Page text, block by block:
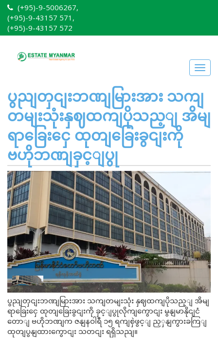
(+95)-9-5006267,
(+95)-9-43157 571,
(+95)-9-43157 572
ပွညျတှငျးဘဏျမြားအား သကျ
တမျးသုံးနှဈထကျပိုသည့ျ အိမျ
ရာခြေးငှေ ထုတျခြေးခွငျးကို
ဗဟိုဘဏျခှင့ျပွု
ပွညျတှငျးဘဏျမြားအား သကျတမျးသုံး နှဈထကျပိုသည့ျ အိမျ
ရာခြေးငှေ ထုတျခြေးခွငျးကို ခှင့ျပွုလိုကျကွောငျး မွနျမာနိုငျငံ
တောျ ဗဟိုဘဏျက ဇနျနဝါရီ ၁၅ ရကျစှဲဖွင့ျ ညှှနျကွားခကြျ
ထုတျပွနျထားကွောငျး သတငျး ရရှိသညျ။